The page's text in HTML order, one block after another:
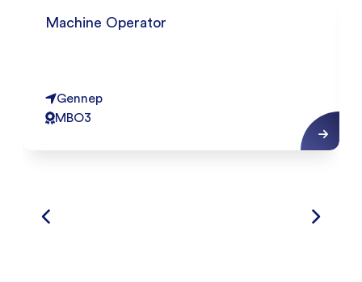
Machine Operator
Gennep
MBO3